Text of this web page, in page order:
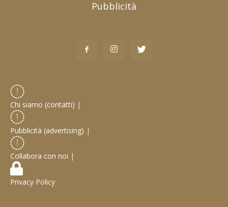
Pubblicità
Chi siamo (contatti) |
Pubblicità (advertising) |
Collabora con noi |
Privacy Policy